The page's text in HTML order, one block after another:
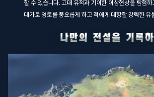
할 수 있습니다. 고대 유적과 기이한 이상현상을 탐험
대가로 영토를 풍요롭게 하고 적에게 대항할 강력한 유